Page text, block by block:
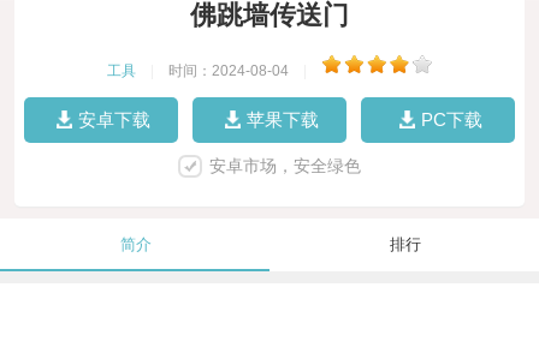
佛跳墙传送门
工具 时间：2024-08-04
安卓下载 苹果下载 PC下载
安卓市场，安全绿色
简介 排行